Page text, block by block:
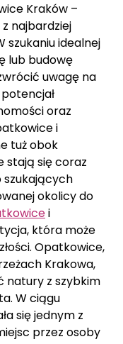
Kraków –
najbardziej
szukaniu idealnej
lub budowę
uwagę na
oraz
i
tuż obok
stają się coraz
szukających
okolicy do
i
która może
Opatkowice,
Krakowa,
natury z szybkim
W ciągu
się jednym z
przez osoby